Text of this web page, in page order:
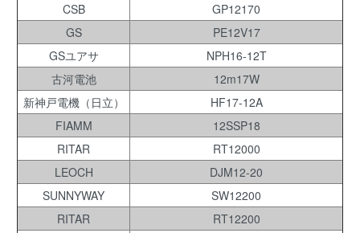
CSB
GP12170
GS
PE12V17
GSユアサ
NPH16-12T
古河電池
12m17W
新神戸電機（日立）
HF17-12A
FIAMM
12SSP18
RITAR
RT12000
LEOCH
DJM12-20
SUNNYWAY
SW12200
RITAR
RT12200